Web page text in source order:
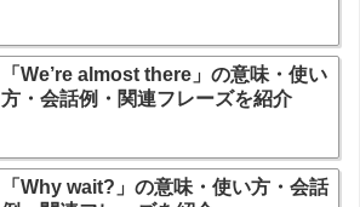
「We’re almost there」の意味・使い
方・会話例・関連フレーズを紹介
「Why wait?」の意味・使い方・会話